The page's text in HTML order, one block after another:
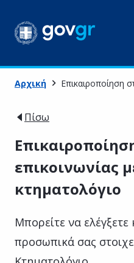
Αρχική Επικαιροποίηση
Πίσω
επικοινωνίας
κτηματολόγιο
Μπορείτε να
προσωπικά σας